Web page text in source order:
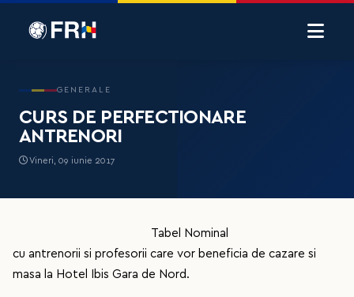
GENERALE
CURS DE PERFECTIONARE
ANTRENORI
Vineri, 09 iunie 2017
Tabel Nominal
cu antrenorii si profesorii care vor beneficia de cazare si
masa la Hotel Ibis Gara de Nord.